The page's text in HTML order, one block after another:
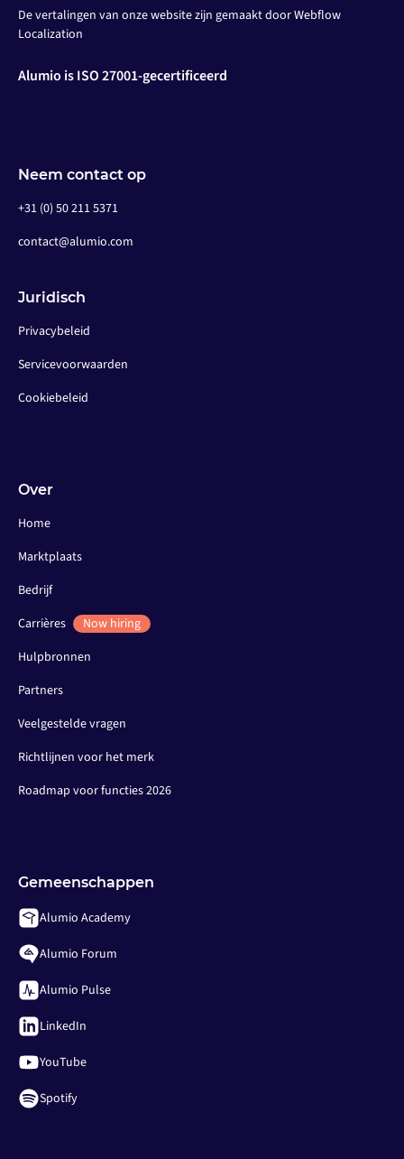
De vertalingen van onze website zijn gemaakt door Webflow
Localization
Alumio is ISO 27001-gecertificeerd
Neem contact op
+31 (0) 50 211 5371
contact@alumio.com
Juridisch
Privacybeleid
Servicevoorwaarden
Cookiebeleid
Over
Home
Marktplaats
Bedrijf
Carrières
Now hiring
Hulpbronnen
Partners
Veelgestelde vragen
Richtlijnen voor het merk
Roadmap voor functies 2026
Gemeenschappen
Alumio Academy
Alumio Forum
Alumio Pulse
LinkedIn
YouTube
Spotify